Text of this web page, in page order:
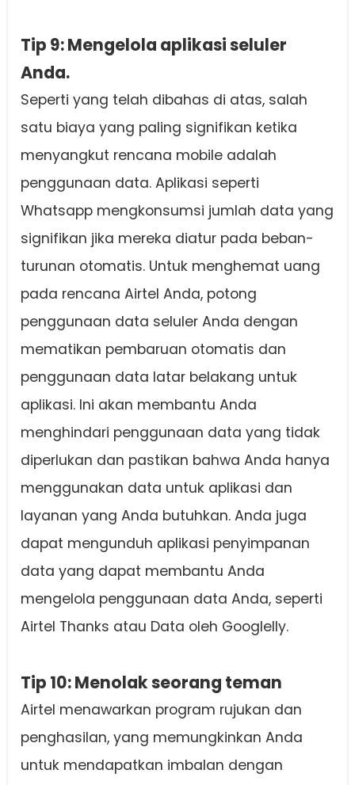
Tip 9: Mengelola aplikasi seluler
Anda.
Seperti yang telah dibahas di atas, salah
satu biaya yang paling signifikan ketika
menyangkut rencana mobile adalah
penggunaan data. Aplikasi seperti
Whatsapp mengkonsumsi jumlah data yang
signifikan jika mereka diatur pada beban-
turunan otomatis. Untuk menghemat uang
pada rencana Airtel Anda, potong
penggunaan data seluler Anda dengan
mematikan pembaruan otomatis dan
penggunaan data latar belakang untuk
aplikasi. Ini akan membantu Anda
menghindari penggunaan data yang tidak
diperlukan dan pastikan bahwa Anda hanya
menggunakan data untuk aplikasi dan
layanan yang Anda butuhkan. Anda juga
dapat mengunduh aplikasi penyimpanan
data yang dapat membantu Anda
mengelola penggunaan data Anda, seperti
Airtel Thanks atau Data oleh Googlelly.
Tip 10: Menolak seorang teman
Airtel menawarkan program rujukan dan
penghasilan, yang memungkinkan Anda
untuk mendapatkan imbalan dengan